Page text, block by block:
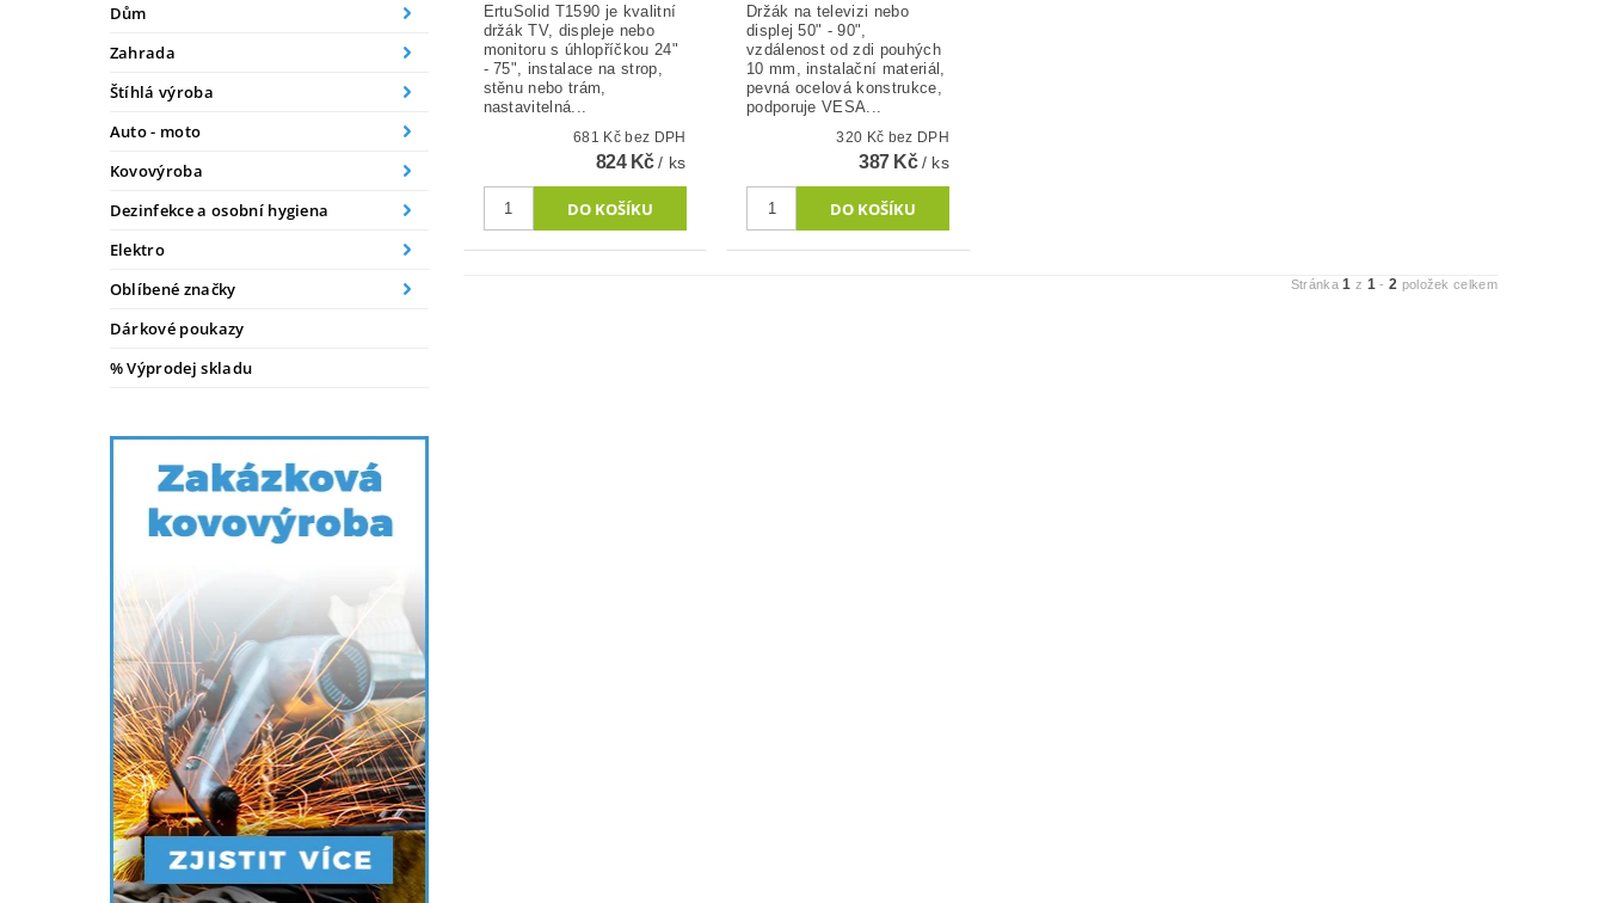
Dům
Zahrada
Štíhlá výroba
Auto - moto
Kovovýroba
Dezinfekce a osobní hygiena
Elektro
Oblíbené značky
Dárkové poukazy
% Výprodej skladu
ErtuSolid T1590 je kvalitní
držák TV, displeje nebo
monitoru s úhlopříčkou 24"
- 75", instalace na strop,
stěnu nebo trám,
nastavitelná...
681 Kč bez DPH
824 Kč/ ks
Držák na televizi nebo
displej 50" - 90",
vzdálenost od zdi pouhých
10 mm, instalační materiál,
pevná ocelová konstrukce,
podporuje VESA...
320 Kč bez DPH
387 Kč/ ks
Stránka1 z 1 - 2 položek celkem